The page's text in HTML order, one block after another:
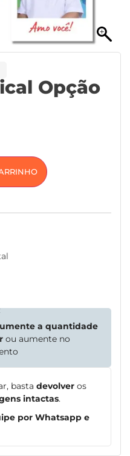
Opção
a quantidade
ou aumente no
basta devolver os
intactas.
por Whatsapp e